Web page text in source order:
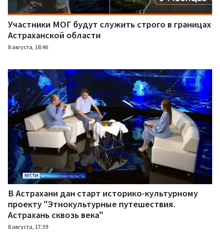
Участники МОГ будут служить строго в границах
Астраханской области
8 августа, 18:46
В Астрахани дан старт историко-культурному
проекту "Этнокультурные путешествия.
Астрахань сквозь века"
8 августа, 17:39